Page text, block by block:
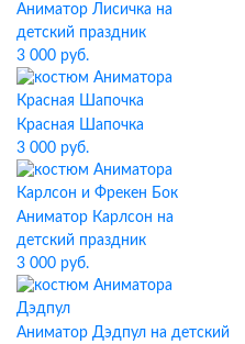
Аниматор Лисичка на
детский праздник
3 000 руб.
Красная Шапочка
3 000 руб.
Аниматор Карлсон на
детский праздник
3 000 руб.
Аниматор Дэдпул на детский